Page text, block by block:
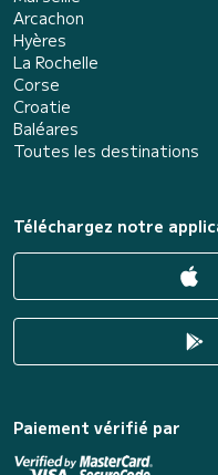
Arcachon
Hyères
La Rochelle
Corse
Croatie
Baléares
Toutes les destinations
Téléchargez notre
Paiement vérifié par